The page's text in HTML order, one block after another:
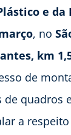
e da
, no
km
de
quadros
a